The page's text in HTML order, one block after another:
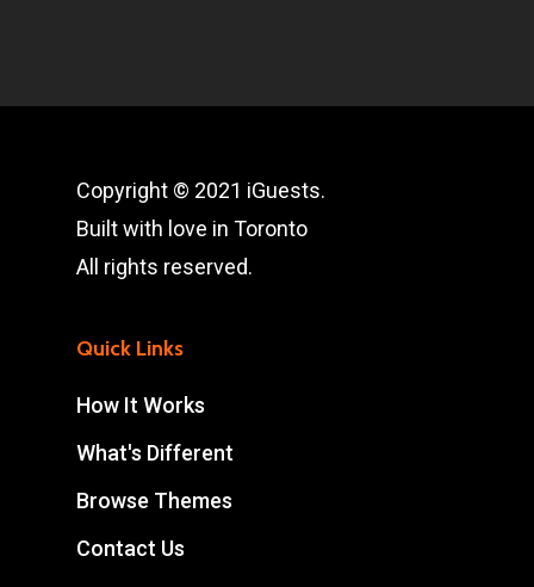
Copyright © 2021 iGuests.
Built with love in Toronto
All rights reserved.
Quick Links
How It Works
What's Different
Browse Themes
Contact Us